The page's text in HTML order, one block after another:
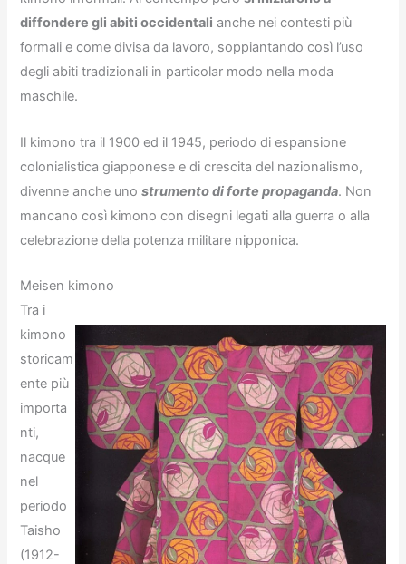
diffondere gli abiti occidentali anche nei contesti più
formali e come divisa da lavoro, soppiantando così l’uso
degli abiti tradizionali in particolar modo nella moda
maschile.
Il kimono tra il 1900 ed il 1945, periodo di espansione
colonialistica giapponese e di crescita del nazionalismo,
divenne anche unostrumento di forte propaganda. Non
mancano così kimono con disegni legati alla guerra o alla
celebrazione della potenza militare nipponica.
Meisen kimono
Tra i
kimono
storicam
ente più
importa
nti,
nacque
nel
periodo
Taisho
(1912-